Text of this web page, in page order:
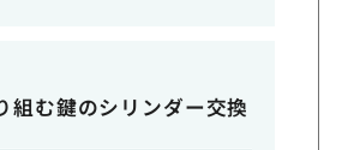
組む鍵のシリンダー交換